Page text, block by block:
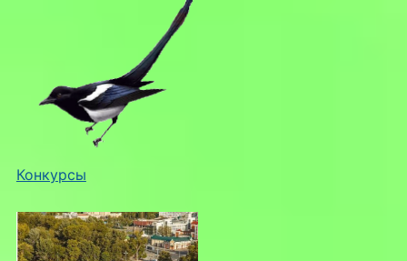
Конкурсы